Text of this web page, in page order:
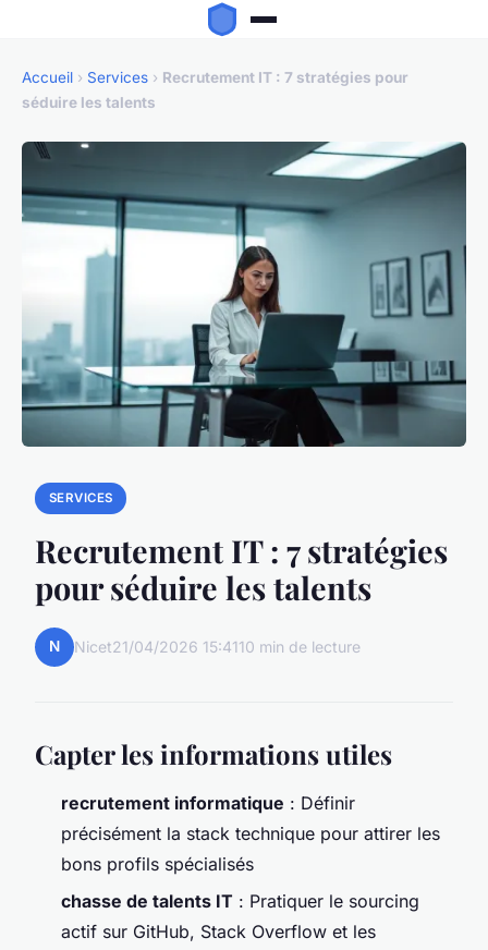
Accueil › Services › Recrutement IT : 7 stratégies pour
séduire les talents
SERVICES
Recrutement IT : 7 stratégies
pour séduire les talents
N Nicet21/04/2026 15:4110 min de lecture
Capter les informations utiles
recrutement informatique : Définir
précisément la stack technique pour attirer les
bons profils spécialisés
chasse de talents IT : Pratiquer le sourcing
actif sur GitHub, Stack Overflow et les